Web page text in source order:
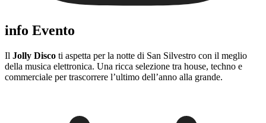
info Evento
Il Jolly Disco ti aspetta per la notte di San Silvestro con il meglio
della musica elettronica. Una ricca selezione tra house, techno e
commerciale per trascorrere l’ultimo dell’anno alla grande.